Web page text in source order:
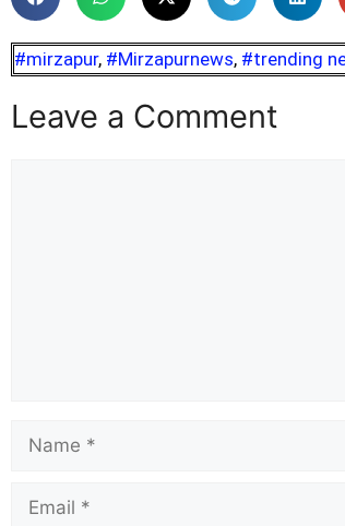
#mirzapur, #Mirzapurnews, #trending
Leave a Comment